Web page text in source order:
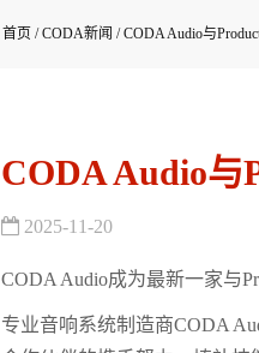
首页 /CODA新闻 /CODA Audio与
CODA Audio与
2025-11-20
CODA Audio成为最新一家与
专业音响系统制造商CODA